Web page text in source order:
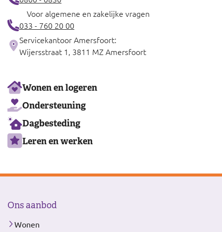
Voor algemene en zakelijke vragen
033 - 760 20 00
Servicekantoor Amersfoort:
Wijersstraat 1, 3811 MZ Amersfoort
Ons
aanbod
Wonen en logeren
Ondersteuning
Dagbesteding
Leren en werken
Ons aanbod
Wonen